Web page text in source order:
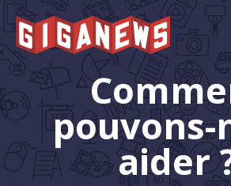
pouvons-
aider